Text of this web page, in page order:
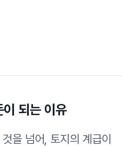
되는 이유
을 넘어, 토지의 계급이